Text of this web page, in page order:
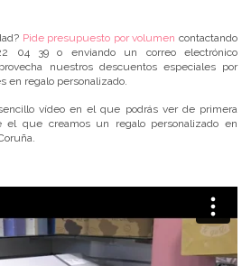
Pide presupuesto por volumencontactando
04 39o enviando un correo electrónico
nuestros descuentos especiales por
en regalo personalizado.
vídeo en el que podrás ver de primera
el que creamos un regalo personalizado en